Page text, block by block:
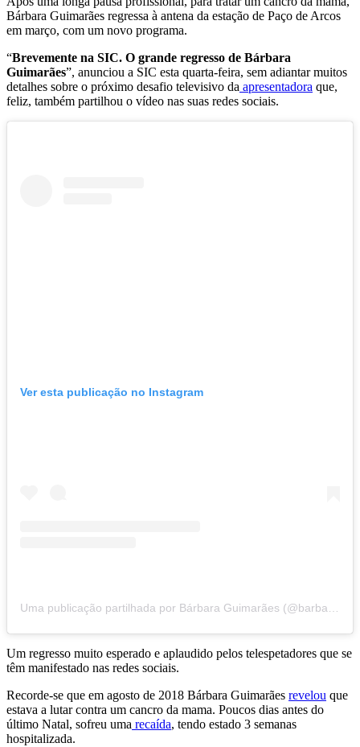
Bárbara Guimarães regressa à antena da estação de Paço de Arcos
em março, com um novo programa.
“Brevemente na SIC. O grande regresso de Bárbara
Guimarães”, anunciou a SIC esta quarta-feira, sem adiantar muitos
detalhes sobre o próximo desafio televisivo da apresentadora que,
feliz, também partilhou o vídeo nas suas redes sociais.
Ver esta publicação no Instagram
Um regresso muito esperado e aplaudido pelos telespetadores que se
têm manifestado nas redes sociais.
Recorde-se que em agosto de 2018 Bárbara Guimarães revelou que
estava a lutar contra um cancro da mama. Poucos dias antes do
último Natal, sofreu uma recaída, tendo estado 3 semanas
hospitalizada.